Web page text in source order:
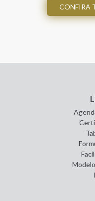
CONFIRA